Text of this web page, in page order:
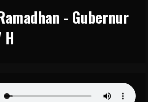
- Gubernur